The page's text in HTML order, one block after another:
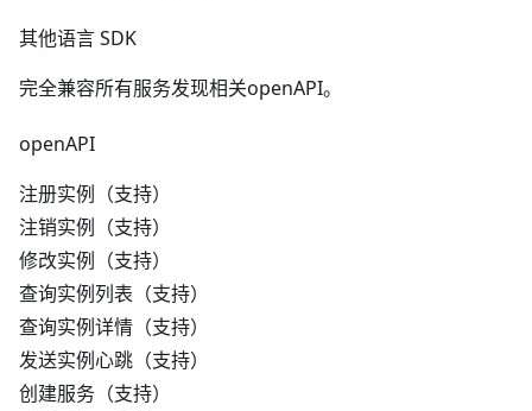
其他语言 SDK
完全兼容所有服务发现相关openAPI。
openAPI
注册实例（支持）
注销实例（支持）
修改实例（支持）
查询实例列表（支持）
查询实例详情（支持）
发送实例心跳（支持）
创建服务（支持）